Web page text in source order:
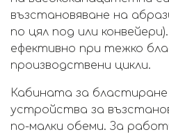
възстановяване на
по цял под или
ефективно при тежко
производствени цикли.
Кабината за бластиране
устройства за
по-малки обеми. За